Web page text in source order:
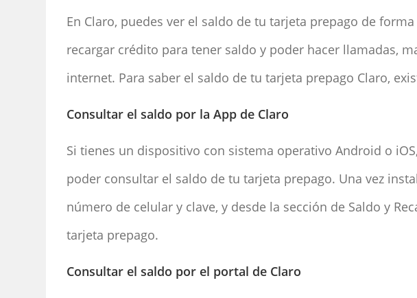
En Claro, puedes ver el saldo de tu tarjeta prepago de
recargar crédito para tener saldo y poder hacer llamadas,
internet. Para saber el saldo de tu tarjeta prepago Claro,
Consultar el saldo por la App de Claro
Si tienes un dispositivo con sistema operativo Android o
poder consultar el saldo de tu tarjeta prepago. Una vez
número de celular y clave, y desde la sección de Saldo y
tarjeta prepago.
Consultar el saldo por el portal de Claro